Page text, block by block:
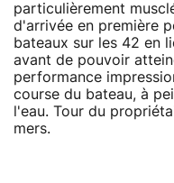
particulièrement
d'arrivée en première
bateaux sur les 42 en
avant de pouvoir
performance
course du bateau, à
l'eau. Tour du
mers.